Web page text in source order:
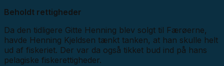
Beholdt rettigheder
Da den tidligere Gitte Henning blev solgt til Færøerne,
havde Henning Kjeldsen tænkt tanken, at han skulle helt
ud af fiskeriet. Der var da også tikket bud ind på hans
pelagiske fiskerettigheder.